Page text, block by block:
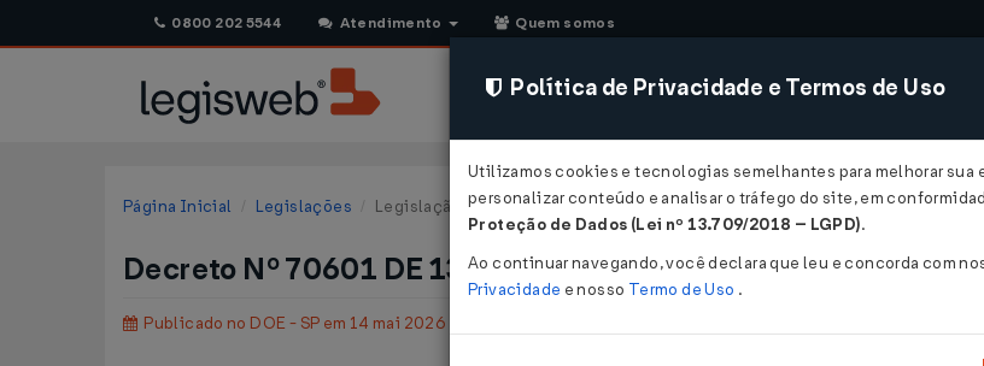
0800 202 5544 Atendimento Quem somos
CONSULTORIA SISTEMAS
Página Inicial Legislações Legislação Estadual - São Paulo
Decreto Nº 70601 DE 13/05/2026
Publicado no DOE - SP em 14 mai 2026
Política de Privacidade e Termos de Uso
Utilizamos cookies e tecnologias semelhantes para melhorar sua
personalizar conteúdo e analisar o tráfego do site, em
Proteção de Dados (Lei nº 13.709/2018 – LGPD).
Ao continuar navegando, você declara que leu e concorda com
Privacidade e nosso Termo de Uso .